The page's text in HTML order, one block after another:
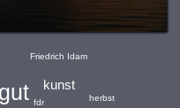
kunst
fdr
herbst
Friedrich Idam